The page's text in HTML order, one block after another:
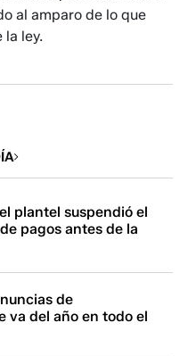
al amparo de lo que
la ley.
plantel suspendió el
pagos antes de la
de
va del año en todo el